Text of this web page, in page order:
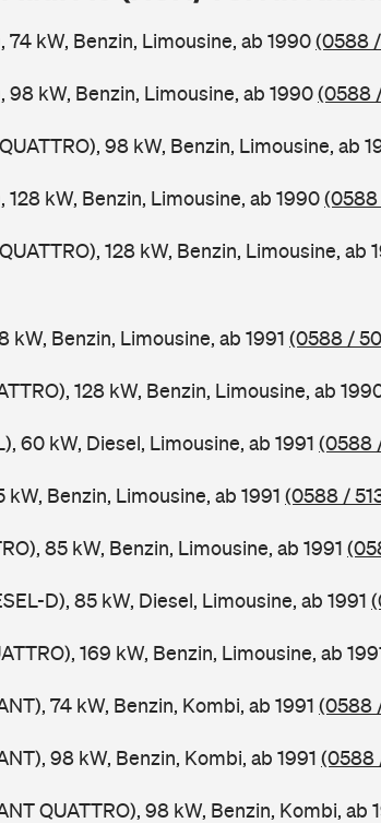
74 kW, Benzin, Limousine, ab 1990(0588
98 kW, Benzin, Limousine, ab 1990(0588
98 kW, Benzin, Limousine, ab
128 kW, Benzin, Limousine, ab 1990(0588
128 kW, Benzin, Limousine, ab
kW, Benzin, Limousine, ab 1991 (0588 /
128 kW, Benzin, Limousine, ab
60 kW, Diesel, Limousine, ab 1991 (0588
Benzin, Limousine, ab 1991 (0588 /
85 kW, Benzin, Limousine, ab 1991
D), 85 kW, Diesel, Limousine, ab 1991
169 kW, Benzin, Limousine, ab
74 kW, Benzin, Kombi, ab 1991 (0588
98 kW, Benzin, Kombi, ab 1991 (0588
QUATTRO), 98 kW, Benzin, Kombi, ab